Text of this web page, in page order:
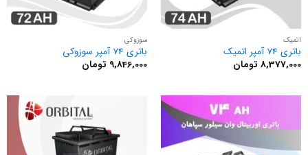
اتمیک
باتری 74 آمپر اتمیک
8,377,000 تومان
سوزوکی
باتری 74 آمپر سوزوکی
9,846,000 تومان